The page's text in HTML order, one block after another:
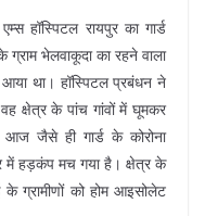
हॉस्पिटल रायपुर का गार्ड
ग्राम भेलवाकूदा का रहने वाला
था। हॉस्पिटल प्रबंधन ने
क्षेत्र के पांच गांवों में घूमकर
जैसे ही गार्ड के कोरोना
में हड़कंप मच गया है। क्षेत्र के
के ग्रामीणों को होम आइसोलेट